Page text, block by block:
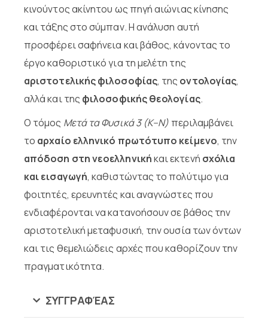
κινούντος ακίνητου ως πηγή αιώνιας κίνησης
και τάξης στο σύμπαν. Η ανάλυση αυτή
προσφέρει σαφήνεια και βάθος, κάνοντας το
έργο καθοριστικό για τη μελέτη της
αριστοτελικής φιλοσοφίας, της οντολογίας,
αλλά και της φιλοσοφικής θεολογίας.
Ο τόμος Μετά τα Φυσικά 3 (Κ–Ν) περιλαμβάνει
το αρχαίο ελληνικό πρωτότυπο κείμενο, την
απόδοση στη νεοελληνικήκαι εκτενή σχόλια
και εισαγωγή, καθιστώντας το πολύτιμο για
φοιτητές, ερευνητές και αναγνώστες που
ενδιαφέρονται να κατανοήσουν σε βάθος την
αριστοτελική μεταφυσική, την ουσία των όντων
και τις θεμελιώδεις αρχές που καθορίζουν την
πραγματικότητα.
ΣΥΓΓΡΑΦΈΑΣ